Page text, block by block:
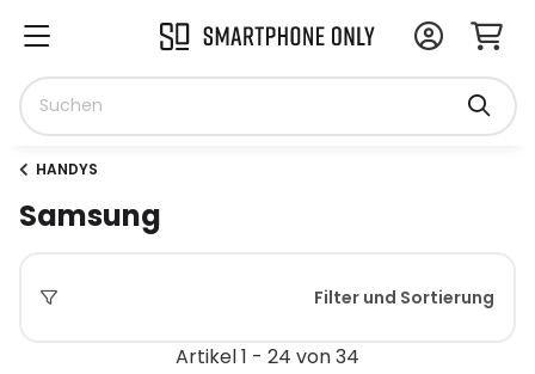
HANDYS
Samsung
Filter und Sortierung
Artikel 1 - 24 von 34